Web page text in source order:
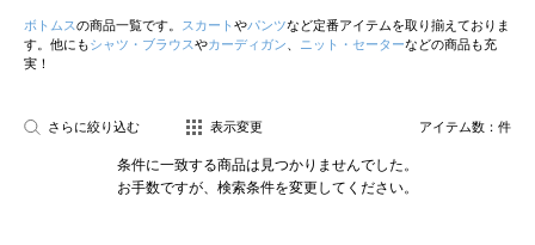
ボトムスの商品一覧です。 スカート やパンツなど定番アイテムを取り揃えておりま
す。他にもシャツ・ブラウスやカーディガン ニット・セーターなどの商品も充
実！
さらに絞り込む 表示変更 アイテム数： 件
条件に一致する商品は見つかりませんでした。
お手数ですが、検索条件を変更してください。